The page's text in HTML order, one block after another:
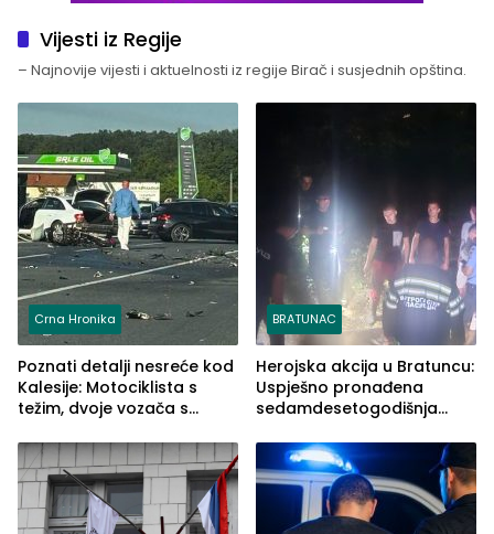
Vijesti iz Regije
– Najnovije vijesti i aktuelnosti iz regije Birač i susjednih opština.
Crna Hronika
Poznati detalji nesreće kod
Kalesije: Motociklista s
težim, dvoje vozača s
BRATUNAC
Herojska akcija u Bratuncu:
Uspješno pronađena
sedamdesetogodišnja
Kravice.